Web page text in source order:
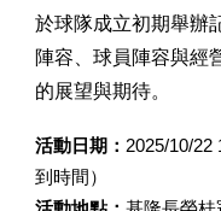
於球隊成立初期舉辦
陣容、球員陣容與經
的展望與期待。
活動日期： 2025/10/22
到時間）